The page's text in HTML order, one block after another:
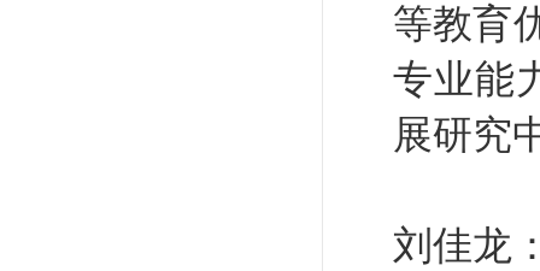
等教育
专业能
展研究
刘佳龙